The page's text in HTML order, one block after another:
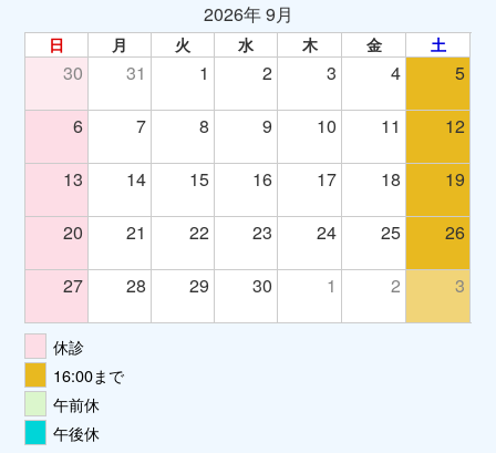
2026年 9月
日 月 火 水 木 金 土
30 31 1 2 3 4 5
6 7 8 9 10 11 12
13 14 15 16 17 18 19
20 21 22 23 24 25 26
27 28 29 30 1 2 3
休診
16:00まで
午前休
午後休